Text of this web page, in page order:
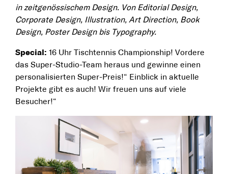
in zeitgenössischem Design. Von Editorial Design,
Corporate Design, Illustration, Art Direction, Book
Design, Poster Design bis Typography.
Special: 16 Uhr Tischtennis Championship! Vordere
das Super-Studio-Team heraus und gewinne einen
personalisierten Super-Preis!“ Einblick in aktuelle
Projekte gibt es auch! Wir freuen uns auf viele
Besucher!“